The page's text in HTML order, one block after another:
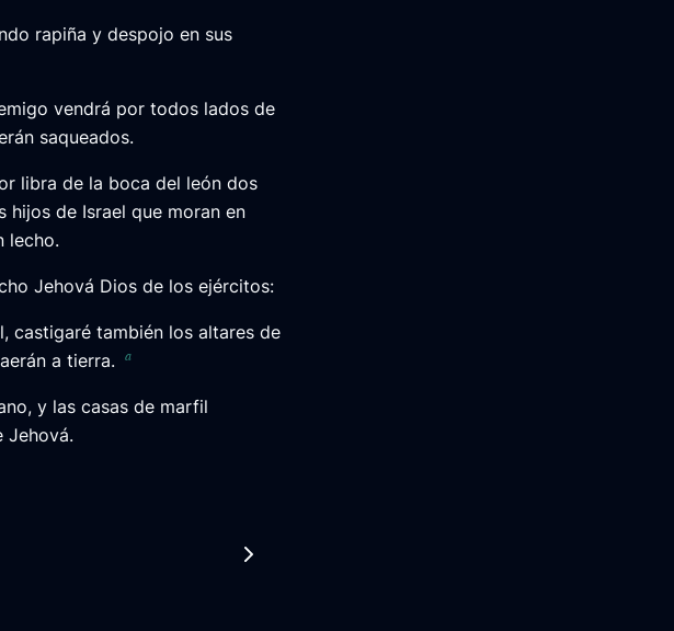
rapiña y despojo en sus
vendrá por todos lados de
saqueados.
libra de la boca del león dos
hijos de Israel que moran en
lecho.
Jehová Dios de los ejércitos:
castigaré también los altares de
a tierra. a
y las casas de marfil
Jehová.